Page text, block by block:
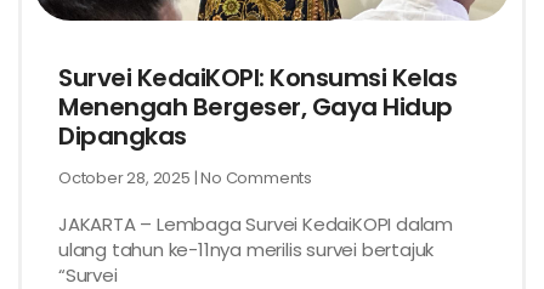
Survei KedaiKOPI: Konsumsi Kelas
Menengah Bergeser, Gaya Hidup
Dipangkas
October 28, 2025 No Comments
JAKARTA – Lembaga Survei KedaiKOPI dalam
ulang tahun ke-11nya merilis survei bertajuk
“Survei